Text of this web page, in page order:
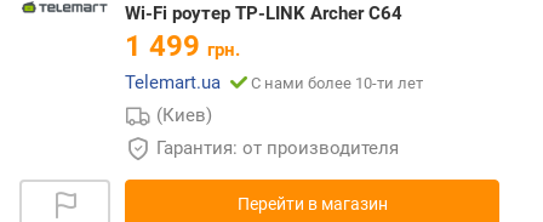
Wi-Fi роутер TP-LINK Archer C64
1 499 грн.
Telemart.ua
С нами более 10-ти лет
(Киев)
Гарантия: от производителя
Перейти в магазин